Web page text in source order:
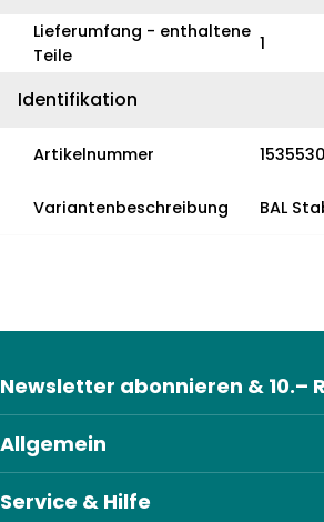
Lieferumfang - enthaltene
Teile
1
Identifikation
Artikelnummer
Variantenbeschreibung BAL
Allgemein
Service & Hilfe
Newsletter abonnieren & 10.–